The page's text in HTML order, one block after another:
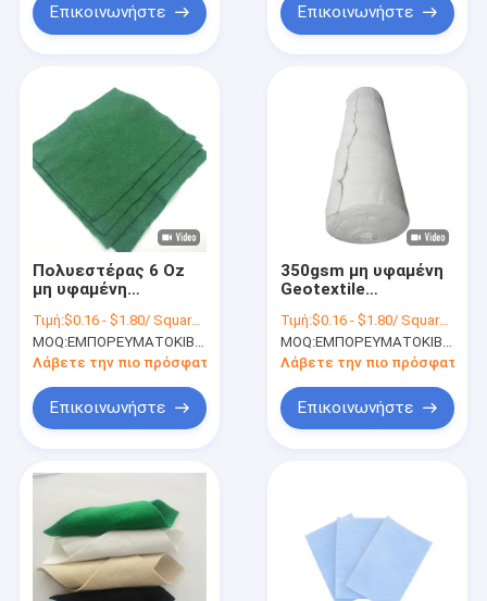
Επικοινωνήστε Επικοινωνήστε
Πολυεστέρας 6 Oz
μη υφαμένη
τετρ.μέτρα άσπρη
Geotextile μεμβράνη
Τιμή:$0.16 - $1.80/ Square Meter
MOQ:ΕΜΠΟΡΕΥΜΑΤΟΚΙΒΩΤΙΟ 1*20FT
Λάβετε την πιο πρόσφατη τιμή
Επικοινωνήστε
350gsm μη υφαμένη
Geotextile
Dustproof πράσινη
αποξήρανση
Τιμή:$0.16 - $1.80/ Square Meter
MOQ:ΕΜΠΟΡΕΥΜΑΤΟΚΙΒΩΤΙΟ 1*20FT
Λάβετε την πιο πρόσφατη
Επικοινωνήστε